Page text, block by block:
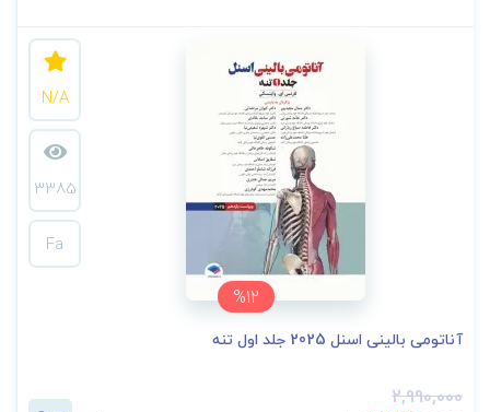
%12
N/A
3385
Fa
آناتومی بالینی اسنل 2025 جلد اول تنه
2,990,000